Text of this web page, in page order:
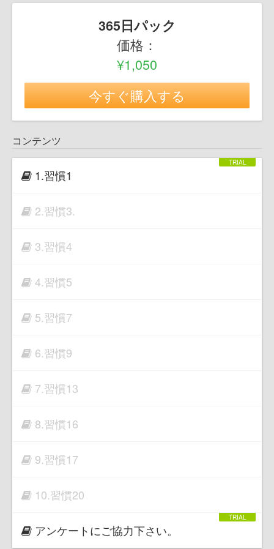
365日パック
価格：
¥1,050
今すぐ購入する
コンテンツ
1.習慣1
2.習慣3.
3.習慣4
4.習慣5
5.習慣7
6.習慣9
7.習慣13
8.習慣16
9.習慣17
10.習慣20
アンケートにご協力下さい。